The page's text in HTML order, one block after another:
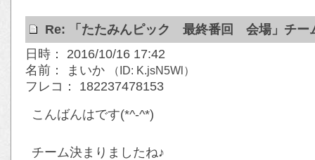
Re: 「たたみんピック 最終番回 会場」チー
日時： 2016/10/16 17:42
名前： まいか
（ID: K.jsN5Wl）
フレコ： 182237478153
こんばんはです(*^-^*)
チーム決まりましたね♪